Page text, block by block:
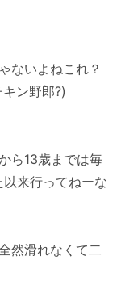
ないよねこれ？
ン野郎?)
ら13歳までは毎
来行ってねーな
然滑れなくて二